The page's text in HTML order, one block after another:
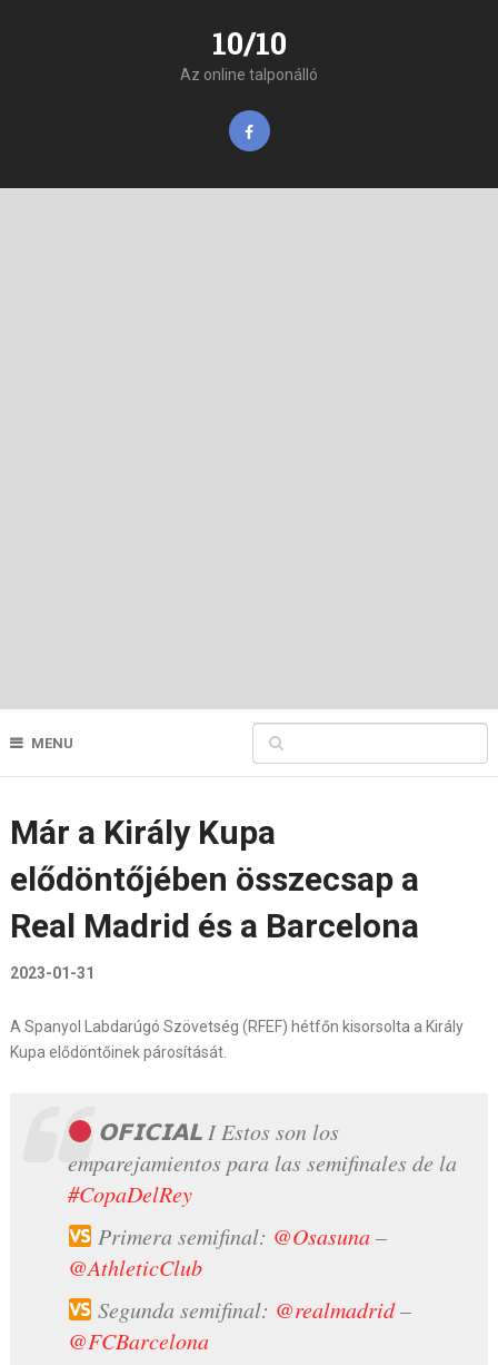
10/10
Az online talponálló
MENU
Már a Király Kupa
elődöntőjében összecsap a
Real Madrid és a Barcelona
2023-01-31
A Spanyol Labdarúgó Szövetség (RFEF) hétfőn kisorsolta a Király
Kupa elődöntőinek párosítását.
𝗢𝗙𝗜𝗖𝗜𝗔𝗟 I Estos son los
emparejamientos para las semifinales de la
#CopaDelRey
Primera semifinal: @Osasuna–
@AthleticClub
Segunda semifinal: @realmadrid–
@FCBarcelona